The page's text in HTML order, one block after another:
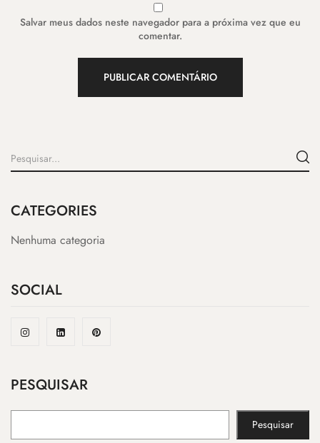
CATEGORIES
Nenhuma categoria
SOCIAL
PESQUISAR
Pesquisar
Salvar meus dados neste navegador para a próxima vez que eu
comentar.